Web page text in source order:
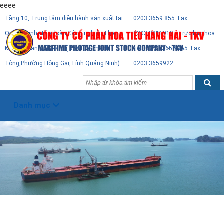
eeee
Tầng 10, Trung tâm điều hành sản xuất tại
Quảng Ninh -Tập đoàn Công nghiệp Than
Khoáng Sản Việt Nam ( 95A, Lê Thánh
Tông,Phường Hồng Gai,Tỉnh Quảng Ninh)
0203 3659 855. Fax:
0203.3811919 - Trực ban hoa
tiêu: 0203 365 9955. Fax:
0203.3659922
Danh mục